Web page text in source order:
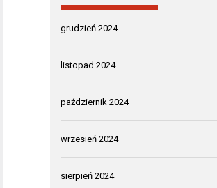
grudzień 2024
listopad 2024
październik 2024
wrzesień 2024
sierpień 2024